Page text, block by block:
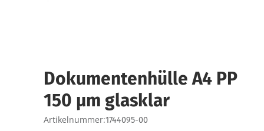
Dokumentenhülle A4 PP
150 µm glasklar
Artikelnummer:1744095-00